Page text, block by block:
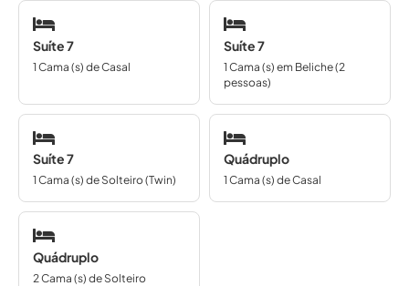
Suíte 7
1 Cama (s) de Casal
Suíte 7
1 Cama (s) em Beliche (2
pessoas)
Suíte 7
1 Cama (s) de Solteiro (Twin)
Quádruplo
1 Cama (s) de Casal
Quádruplo
2 Cama (s) de Solteiro